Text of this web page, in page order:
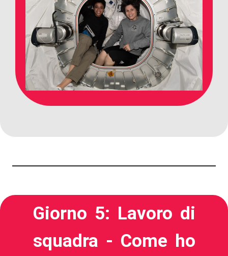
Giorno 5: Lavoro di
squadra - Come ho